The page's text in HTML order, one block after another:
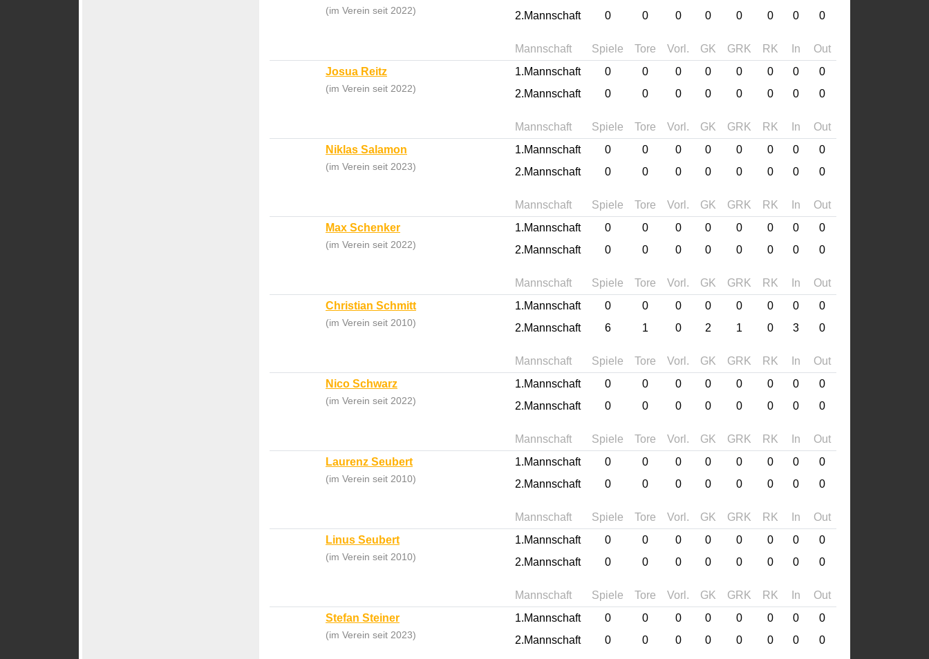
(im Verein seit 2022)
2.Mannschaft
0 0 0 0 0 0 0 0
Mannschaft Spiele Tore Vorl. GK GRK RK In
Out
Josua Reitz
(im Verein seit 2022)
1.Mannschaft 0 0 0 0 0 0 0
0
2.Mannschaft
0 0 0 0 0 0 0 0
Mannschaft Spiele Tore Vorl. GK GRK RK In
Out
Niklas Salamon
(im Verein seit 2023)
1.Mannschaft 0 0 0 0 0 0 0
0
2.Mannschaft
0 0 0 0 0 0 0 0
Mannschaft Spiele Tore Vorl. GK GRK RK In
Out
Max Schenker
(im Verein seit 2022)
1.Mannschaft 0 0 0 0 0 0 0
0
2.Mannschaft
0 0 0 0 0 0 0 0
Mannschaft Spiele Tore Vorl. GK GRK RK In
Out
Christian Schmitt
(im Verein seit 2010)
1.Mannschaft 0 0 0 0 0 0 0
0
2.Mannschaft
6 1 0 2 1 0 3 0
Mannschaft Spiele Tore Vorl. GK GRK RK In
Out
Nico Schwarz
(im Verein seit 2022)
1.Mannschaft 0 0 0 0 0 0 0
0
2.Mannschaft
0 0 0 0 0 0 0 0
Mannschaft Spiele Tore Vorl. GK GRK RK In
Out
Laurenz Seubert
(im Verein seit 2010)
1.Mannschaft 0 0 0 0 0 0 0
0
2.Mannschaft
0 0 0 0 0 0 0 0
Mannschaft Spiele Tore Vorl. GK GRK RK In
Out
Linus Seubert
(im Verein seit 2010)
1.Mannschaft 0 0 0 0 0 0 0
0
2.Mannschaft
0 0 0 0 0 0 0 0
Mannschaft Spiele Tore Vorl. GK GRK RK In
Out
Stefan Steiner
(im Verein seit 2023)
1.Mannschaft 0 0 0 0 0 0 0
0
2.Mannschaft
0 0 0 0 0 0 0 0